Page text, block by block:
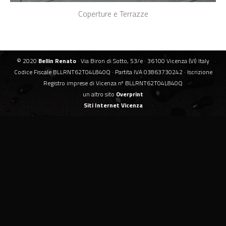
Coperture e Terrazze
© 2020 Bellin Renato · Via Biron di Sotto, 53/e · 36100 Vicenza (VI) Italy
Codice Fiscale BLLRNT62T04L840Q · Partita IVA 03863730242 · Iscrizione
Registro imprese di Vicenza nº BLLRNT62T04L840Q
un altro sito Overprint
Siti Internet Vicenza